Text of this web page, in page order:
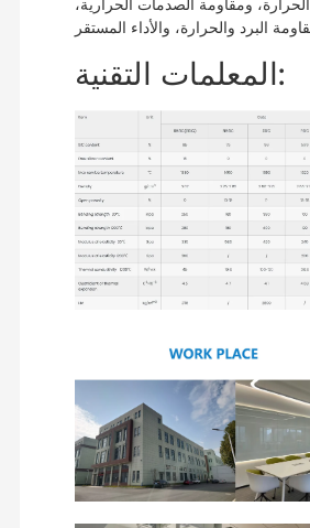
الحرارة، ومقاومة الصدمات الحرارية،
المعلمات التقنية: